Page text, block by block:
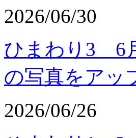
2026/06/30
ひまわり3 6
の写真をアッ
2026/06/26